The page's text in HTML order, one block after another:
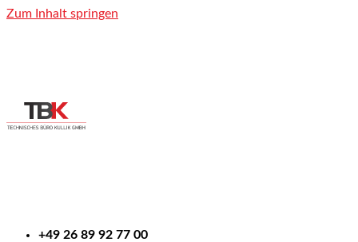
Zum Inhalt springen
+49 26 89 92 77 00